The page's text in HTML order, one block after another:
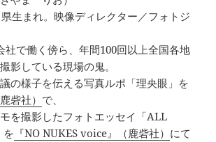
生まれ。映像ディレクター／フォトジ
社で働く傍ら、年間100回以上全国各地
影している現場の鬼。
の様子を伝える写真ルポ「理央眼」を
砦社） で、
を撮影したフォトエッセイ「ALL
を 『NO NUKES voice』（鹿砦社） にて